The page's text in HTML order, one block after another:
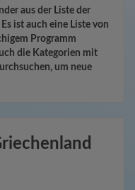
aus der Liste der
ist auch eine Liste von
Programm
die Kategorien mit
um neue